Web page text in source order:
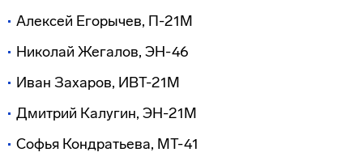
Алексей Егорычев, П-21М
Николай Жегалов, ЭН-46
Иван Захаров, ИВТ-21М
Дмитрий Калугин, ЭН-21М
Софья Кондратьева, МТ-41